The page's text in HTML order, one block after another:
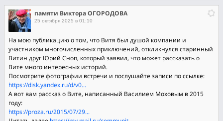
памяти Виктора ОГОРОДОВА
25 октября 2025 в 01:10
На мою публикацию о том, что Витя был душой компании и
участником многочисленных приключений, откликнулся старинный
Витин друг Юрий Сноп, который заявил, что может рассказать о
Вите много интересных историй.
Посмотрите фотографии встречи и послушайте записи по ссылке:
https://disk.yandex.ru/d/v0...
А вот вам рассказ о Вите, написанный Василием Моховым в 2015
году:
https://proza.ru/2015/07/29...